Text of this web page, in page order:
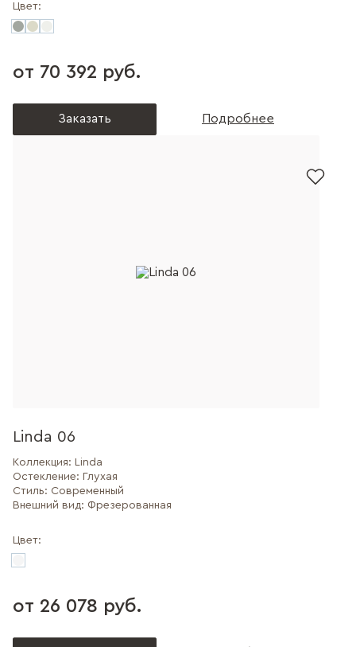
Цвет:
от 70 392 руб.
Заказать Подробнее
Linda 06
Коллекция: Linda
Остекление: Глухая
Стиль: Современный
Внешний вид: Фрезерованная
Цвет:
от 26 078 руб.